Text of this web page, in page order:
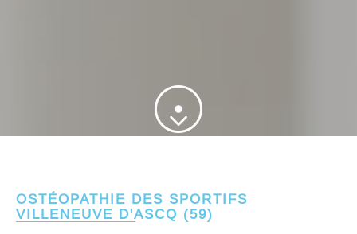
OSTÉOPATHIE DES SPORTIFS
VILLENEUVE D'ASCQ (59)